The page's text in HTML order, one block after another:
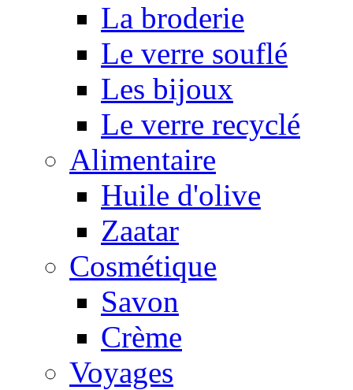
La broderie
Le verre souflé
Les bijoux
Le verre recyclé
Alimentaire
Huile d'olive
Zaatar
Cosmétique
Savon
Crème
Voyages